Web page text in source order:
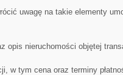
uwagę na takie ⁣elementy
opis nieruchomości objętej
w tym cena oraz terminy‌